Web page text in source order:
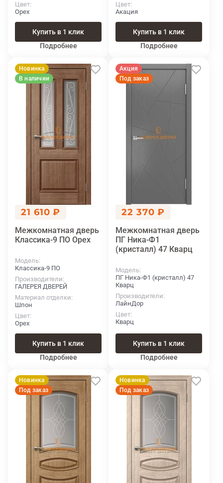
Цвет
Орех
Купить в 1 клик
Подробнее
Цвет
Акация
Купить в 1 клик
Подробнее
Новинка
В наличии
21 610 ₽
Межкомнатная дверь
Классика-9 ПО Орех
Модель
Классика-9 ПО
Производители
ГАЛЕРЕЯ ДВЕРЕЙ
Материал отделки
Шпон
Цвет
Орех
Купить в 1 клик
Подробнее
Акция
Под заказ
22 370 ₽
Межкомнатная дверь
ПГ Ника-Ф1
(кристалл) 47 Кварц
Модель
ПГ Ника-Ф1 (кристалл) 47
Кварц
Производители
ЛайнДор
Цвет
Кварц
Купить в 1 клик
Подробнее
Новинка
Под заказ
Новинка
Под заказ